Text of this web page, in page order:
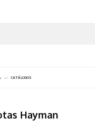
CATÁLOGOS
Hayman